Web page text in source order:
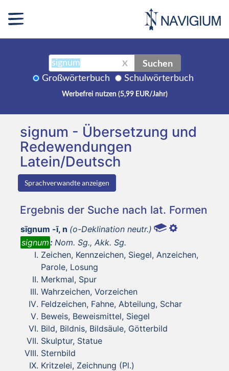
X Suchen
Großwörterbuch Schulwörterbuch
Werbefrei nutzen (5,99 EUR/Jahr)
signum - Übersetzung und
Redewendungen
Latein/Deutsch
Sprachverwandte anzeigen
Ergebnis der Suche nach lat. Formen
sīgnum -ī, n (o-Deklination neutr.)
signum: Nom. Sg., Akk. Sg.
Zeichen, Kennzeichen, Siegel, Anzeichen,
Parole, Losung
Merkmal, Spur
Wahrzeichen, Vorzeichen
Feldzeichen, Fahne, Abteilung, Schar
Beweis, Beweismittel, Siegel
Bild, Bildnis, Bildsäule, Götterbild
Skulptur, Statue
Sternbild
Kritzelei, Zeichnung (Pl.)